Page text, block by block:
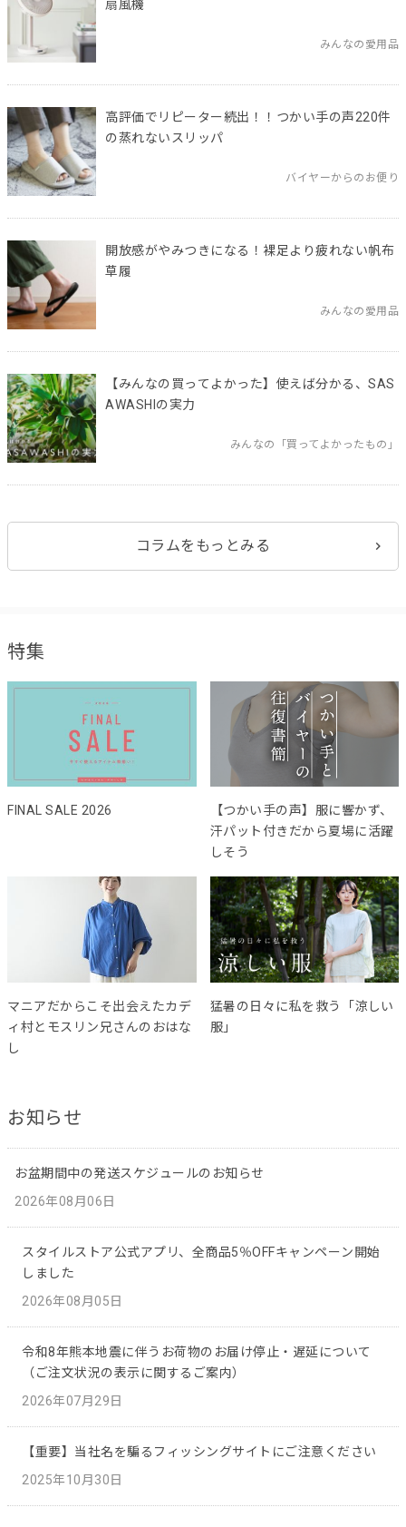
扇風機
みんなの愛用品
高評価でリピーター続出！！つかい手の声220件
の蒸れないスリッパ
バイヤーからのお便り
開放感がやみつきになる！裸足より疲れない帆布
草履
みんなの愛用品
【みんなの買ってよかった】使えば分かる、SAS
AWASHIの実力
みんなの「買ってよかったもの」
コラムをもっとみる
特集
FINAL SALE 2026
【つかい手の声】服に響かず、
汗パット付きだから夏場に活躍
しそう
マニアだからこそ出会えたカデ
ィ村とモスリン兄さんのおはな
し
猛暑の日々に私を救う「涼しい
服」
お知らせ
お盆期間中の発送スケジュールのお知らせ
2026年08月06日
スタイルストア公式アプリ、全商品5％OFFキャンペーン開始
しました
2026年08月05日
令和8年熊本地震に伴うお荷物のお届け停止・遅延について
（ご注文状況の表示に関するご案内）
2026年07月29日
【重要】当社名を騙るフィッシングサイトにご注意ください
2025年10月30日